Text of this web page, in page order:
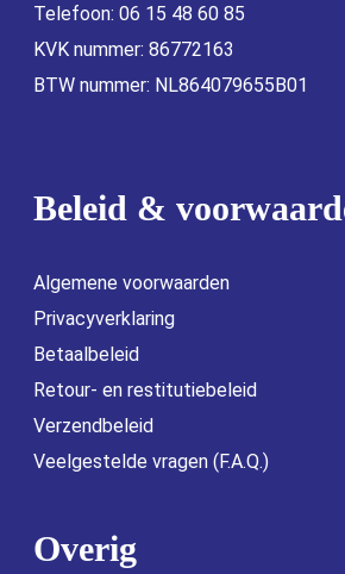
Telefoon: 06 15 48 60 85
KVK nummer: 86772163
BTW nummer: NL864079655B01
Beleid &
Algemene voorwaarden
Privacyverklaring
Betaalbeleid
Retour- en restitutiebeleid
Verzendbeleid
Veelgestelde vragen (F.A.Q.)
Overig